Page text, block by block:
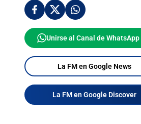
Unirse al Canal de WhatsApp
La FM en Google News
La FM en Google Discover